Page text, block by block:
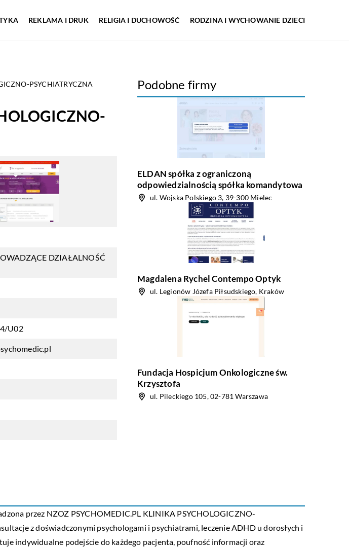
REKLAMA I DRUK RELIGIA I DUCHOWOŚĆ RODZINA I WYCHOWANIE DZIECI
PSYCHIATRYCZNA
DZIAŁALNOŚĆ
U02
Podobne firmy
ELDAN spółka z ograniczoną
odpowiedzialnością spółka komandytowa
ul. Wojska Polskiego 3, 39-300 Mielec
Magdalena Rychel Contempo Optyk
ul. Legionów Józefa Piłsudskiego, Kraków
Fundacja Hospicjum Onkologiczne św.
Krzysztofa
ul. Pileckiego 105, 02-781 Warszawa
przez NZOZ PSYCHOMEDIC.PL KLINIKA PSYCHOLOGICZNO-
z doświadczonymi psychologami i psychiatrami, leczenie ADHD u dorosłych i
indywidualne podejście do każdego pacjenta, poufność informacji oraz